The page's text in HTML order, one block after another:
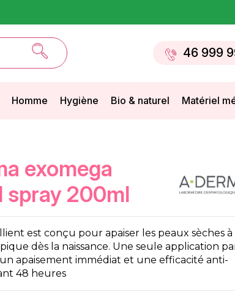
46 999
Homme Hygiène Bio & naturel Matériel
spray 200ml
est conçu pour apaiser les peaux sèches à
dès la naissance. Une seule application
apaisement immédiat et une efficacité anti-
48 heures